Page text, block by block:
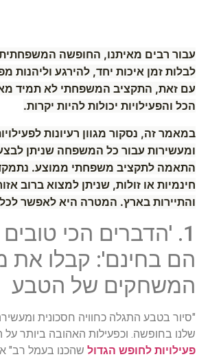
עבור רבים מאיתנו, החופשה
לבלות זמן איכות יחד, להירגע וליהנות
עם זאת, התקציב המשפחתי לא תמיד
הכל והפעילויות יכולות להיות יקרות.
במאמר זה, נסקור מגוון רעיונות
ומעשירות עבור כל המשפחה שניתן
התאמה לתקציב משפחתי ממוצע. נתמקד
חינמיות או זולות, שניתן למצוא ברוב
והתיירות בארץ. המטרה היא לאפשר לכל
1. 'הדברים הכי
הם בחינם': קבלו את
המשחקים של הטבע
"סיור בטבע התגלה כחוויה חסכונית
שלנו בחופשה. וכפעילות האהובה ביותר
פעילויות לחופש הגדול שהכנו בעמל רב"